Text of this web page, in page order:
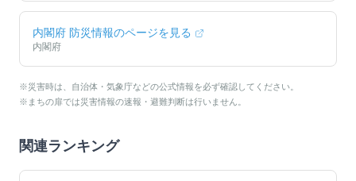
内閣府 防災情報のページを見る
内閣府
※災害時は、自治体・気象庁などの公式情報を必ず確認してください。
※まちの扉では災害情報の速報・避難判断は行いません。
関連ランキング